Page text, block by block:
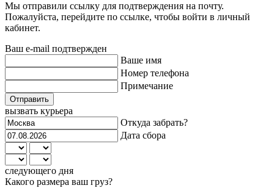
Мы отправили ссылку для подтверждения на почту.
Пожалуйста, перейдите по ссылке, чтобы войти в личный
кабинет.
Ваш e-mail подтвержден
Ваше имя
Номер телефона
Примечание
Отправить
вызвать курьера
Откуда забрать?
Дата сбора
следующего дня
Какого размера ваш груз?